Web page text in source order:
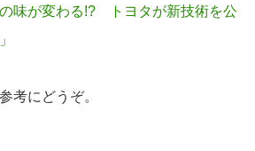
味が変わる!? トヨタが新技術を公
考にどうぞ。